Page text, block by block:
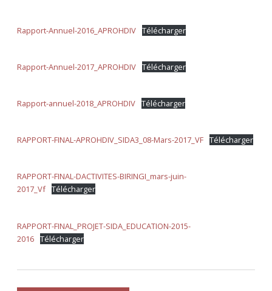
Rapport-Annuel-2016_APROHDIV Télécharger
Rapport-Annuel-2017_APROHDIV Télécharger
Rapport-annuel-2018_APROHDIV Télécharger
RAPPORT-FINAL-APROHDIV_SIDA3_08-Mars-2017_VF Télécharger
RAPPORT-FINAL-DACTIVITES-BIRINGI_mars-juin-
2017_Vf Télécharger
RAPPORT-FINAL_PROJET-SIDA_EDUCATION-2015-
2016 Télécharger